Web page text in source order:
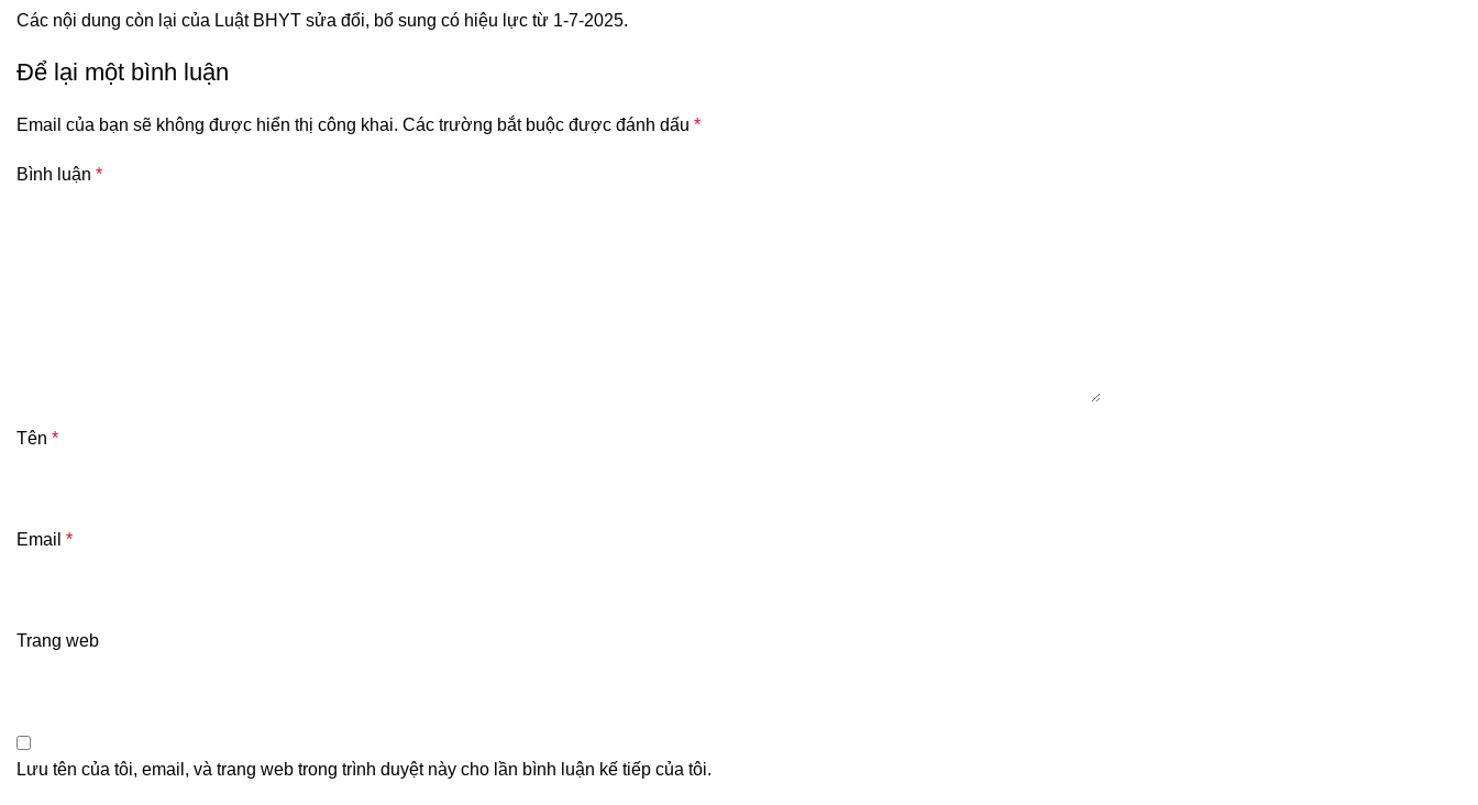
Các nội dung còn lại của Luật BHYT sửa đổi, bổ sung có hiệu lực từ 1-7-2025.
Để lại một bình luận
Email của bạn sẽ không được hiển thị công khai. Các trường bắt buộc được đánh dấu *
Bình luận *
Tên *
Email *
Trang web
Lưu tên của tôi, email, và trang web trong trình duyệt này cho lần bình luận kế tiếp của tôi.